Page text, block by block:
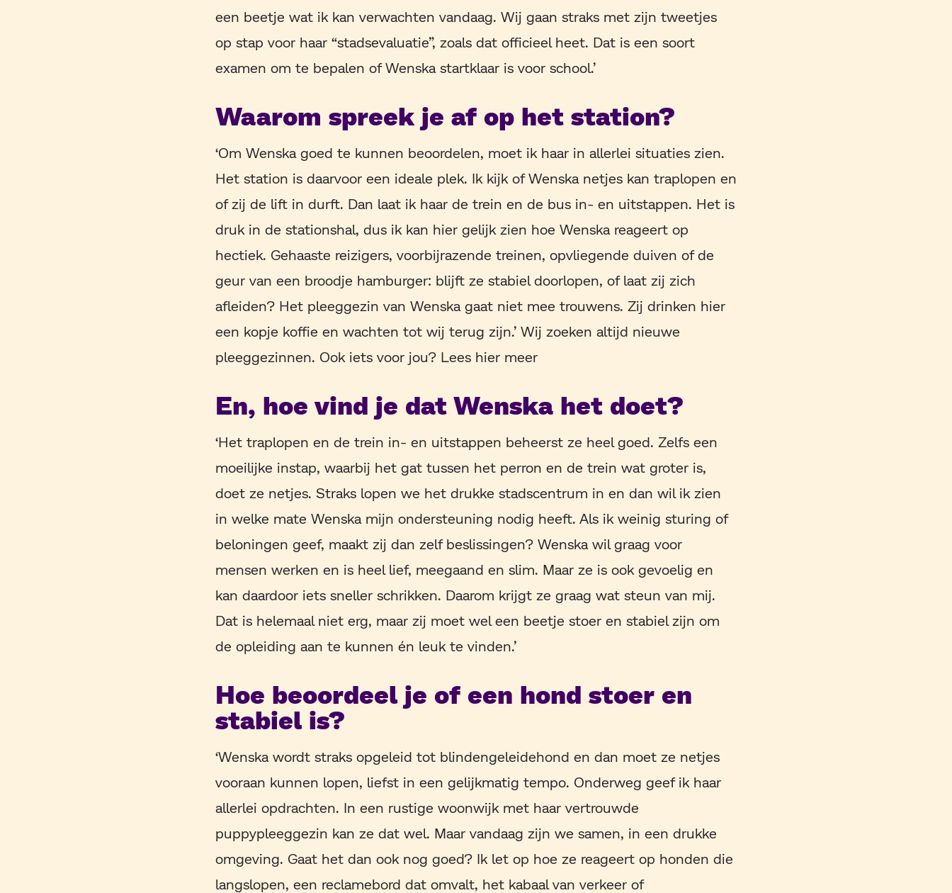
een beetje wat ik kan verwachten vandaag. Wij gaan straks met zijn tweetjes
op stap voor haar “stadsevaluatie”, zoals dat officieel heet. Dat is een soort
examen om te bepalen of Wenska startklaar is voor school.’
Waarom spreek je af op het station?
‘Om Wenska goed te kunnen beoordelen, moet ik haar in allerlei situaties zien.
Het station is daarvoor een ideale plek. Ik kijk of Wenska netjes kan traplopen en
of zij de lift in durft. Dan laat ik haar de trein en de bus in- en uitstappen. Het is
druk in de stationshal, dus ik kan hier gelijk zien hoe Wenska reageert op
hectiek. Gehaaste reizigers, voorbijrazende treinen, opvliegende duiven of de
geur van een broodje hamburger: blijft ze stabiel doorlopen, of laat zij zich
afleiden? Het pleeggezin van Wenska gaat niet mee trouwens. Zij drinken hier
een kopje koffie en wachten tot wij terug zijn.’ Wij zoeken altijd nieuwe
pleeggezinnen. Ook iets voor jou? Lees hier meer
En, hoe vind je dat Wenska het doet?
‘Het traplopen en de trein in- en uitstappen beheerst ze heel goed. Zelfs een
moeilijke instap, waarbij het gat tussen het perron en de trein wat groter is,
doet ze netjes. Straks lopen we het drukke stadscentrum in en dan wil ik zien
in welke mate Wenska mijn ondersteuning nodig heeft. Als ik weinig sturing of
beloningen geef, maakt zij dan zelf beslissingen? Wenska wil graag voor
mensen werken en is heel lief, meegaand en slim. Maar ze is ook gevoelig en
kan daardoor iets sneller schrikken. Daarom krijgt ze graag wat steun van mij.
Dat is helemaal niet erg, maar zij moet wel een beetje stoer en stabiel zijn om
de opleiding aan te kunnen én leuk te vinden.’
Hoe beoordeel je of een hond stoer en
stabiel is?
‘Wenska wordt straks opgeleid tot blindengeleidehond en dan moet ze netjes
vooraan kunnen lopen, liefst in een gelijkmatig tempo. Onderweg geef ik haar
allerlei opdrachten. In een rustige woonwijk met haar vertrouwde
puppypleeggezin kan ze dat wel. Maar vandaag zijn we samen, in een drukke
omgeving. Gaat het dan ook nog goed? Ik let op hoe ze reageert op honden die
langslopen, een reclamebord dat omvalt, het kabaal van verkeer of